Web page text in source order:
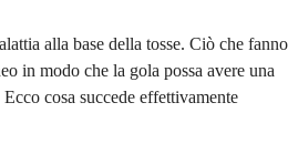
alla base della tosse. Ciò che fanno
in modo che la gola possa avere una
cosa succede effettivamente